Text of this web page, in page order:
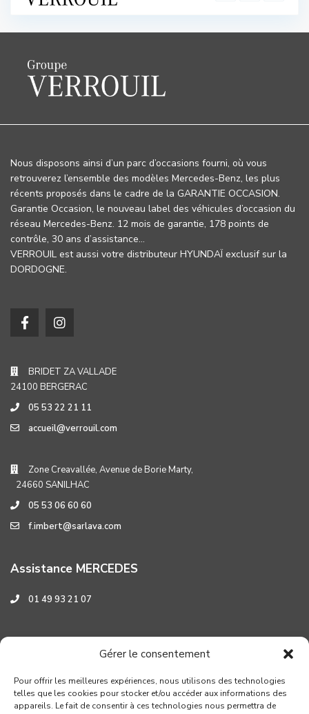
Gérer le consentement
Pour offrir les meilleures expériences, nous utilisons des technologies
telles que les cookies pour stocker et/ou accéder aux informations des
appareils. Le fait de consentir à ces technologies nous permettra de
Nous disposons ainsi d’un parc d’occasions fourni, où vous
retrouverez l’ensemble des modèles Mercedes-Benz, les plus
récents proposés dans le cadre de la GARANTIE OCCASION.
Garantie Occasion, le nouveau label des véhicules d’occasion du
réseau Mercedes-Benz. 12 mois de garantie, 178 points de
contrôle, 30 ans d’assistance…
VERROUIL est aussi votre distributeur HYUNDAÏ exclusif sur la
DORDOGNE.
BRIDET ZA VALLADE
24100 BERGERAC
05 53 22 21 11
accueil@verrouil.com
Zone Creavallée, Avenue de Borie Marty,
24660 SANILHAC
05 53 06 60 60
f.imbert@sarlava.com
Assistance MERCEDES
01 49 93 21 07
Assistance HYUNDAI